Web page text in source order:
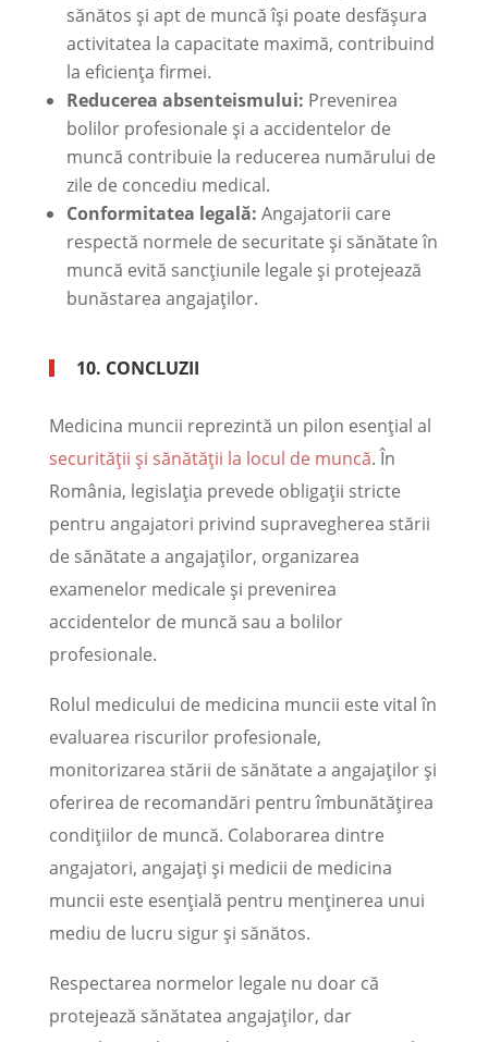
sănătos și apt de muncă își poate desfășura
activitatea la capacitate maximă, contribuind
la eficiența firmei.
Reducerea absenteismului: Prevenirea
bolilor profesionale și a accidentelor de
muncă contribuie la reducerea numărului de
zile de concediu medical.
Conformitatea legală: Angajatorii care
respectă normele de securitate și sănătate în
muncă evită sancțiunile legale și protejează
bunăstarea angajaților.
10. CONCLUZII
Medicina muncii reprezintă un pilon esențial al
securității și sănătății la locul de muncă. În
România, legislația prevede obligații stricte
pentru angajatori privind supravegherea stării
de sănătate a angajaților, organizarea
examenelor medicale și prevenirea
accidentelor de muncă sau a bolilor
profesionale.
Rolul medicului de medicina muncii este vital în
evaluarea riscurilor profesionale,
monitorizarea stării de sănătate a angajaților și
oferirea de recomandări pentru îmbunătățirea
condițiilor de muncă. Colaborarea dintre
angajatori, angajați și medicii de medicina
muncii este esențială pentru menținerea unui
mediu de lucru sigur și sănătos.
Respectarea normelor legale nu doar că
protejează sănătatea angajaților, dar